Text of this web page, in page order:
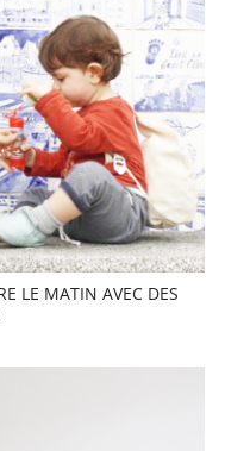
LE MATIN AVEC DES